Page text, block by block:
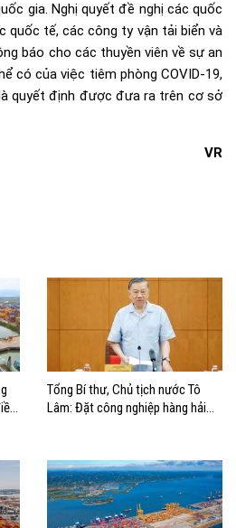
gia. Nghị quyết đề nghị các quốc
quốc tế, các công ty vận tải biển và
báo cho các thuyền viên về sự an
có của việc tiêm phòng COVID-19,
quyết định được đưa ra trên cơ sở
VR
Tổng Bí thư, Chủ tịch nước Tô
Lâm: Đặt công nghiệp hàng hải
biển mạnh